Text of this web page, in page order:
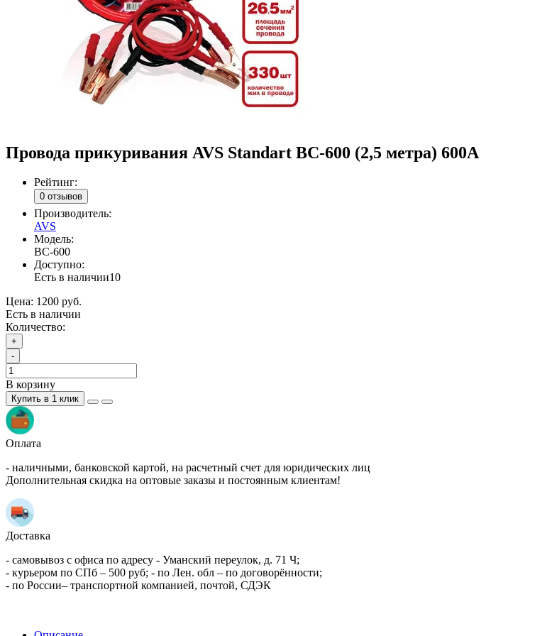
Провода прикуривания AVS Standart BC-600 (2,5 метра) 600А
Рейтинг:
0 отзывов
Производитель:
AVS
Модель:
BC-600
Доступно:
Есть в наличии10
Цена: 1200 руб.
Есть в наличии
Количество:
+
-
В корзину
Купить в 1 клик
Оплата
- наличными, банковской картой, на расчетный счет для юридических лиц
Дополнительная скидка на оптовые заказы и постоянным клиентам!
Доставка
- самовывоз с офиса по адресу - Уманский переулок, д. 71 Ч;
- курьером по СПб – 500 руб; - по Лен. обл – по договорённости;
- по России– транспортной компанией, почтой, СДЭК